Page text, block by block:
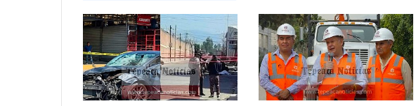
colonia
Santa
Cecilia
Santa Cecilia .
central
de
San
Salvador
Huixcolotla
.
Huixcolotla .